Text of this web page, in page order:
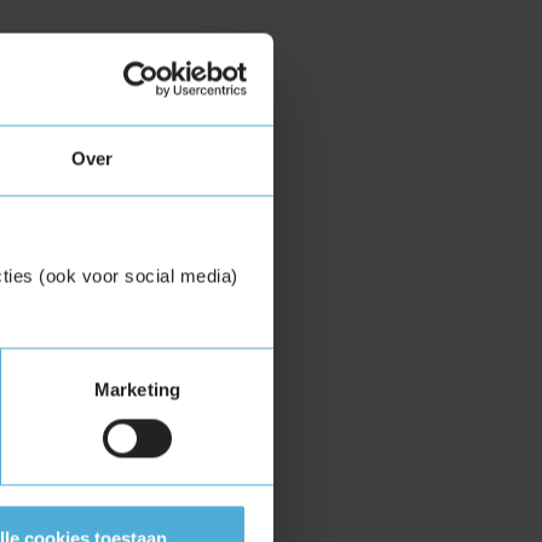
Over
(ook voor social media)
Marketing